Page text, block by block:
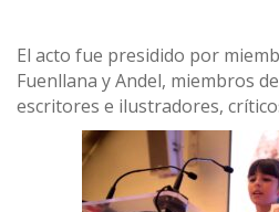
El acto fue presidido por
Fuenllana y Andel, miembros
escritores e ilustradores,